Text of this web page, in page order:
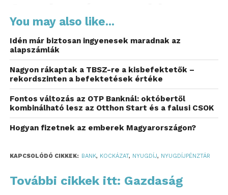
életkorban lenne a
legfontosabb elkezdeni a
nyugdíjcélú
megtakarítást, hiszen így
nyerhetünk vele a
legtöbbet – hívják fel a
szakértői.
Bár Magyarországon az állami nyugdíjrendszer
You may also like...
Idén már biztosan ingyenesek maradnak az
alapszámlák
Nagyon rákaptak a TBSZ-re a kisbefektetők –
rekordszinten a befektetések értéke
Fontos változás az OTP Banknál: októbertől
kombinálható lesz az Otthon Start és a falusi CSOK
Hogyan fizetnek az emberek Magyarországon?
KAPCSOLÓDÓ CIKKEK: BANK, KOCKÁZAT, NYUGDÍJ, NYUGDÍJPÉNZTÁR
További cikkek itt: Gazdaság